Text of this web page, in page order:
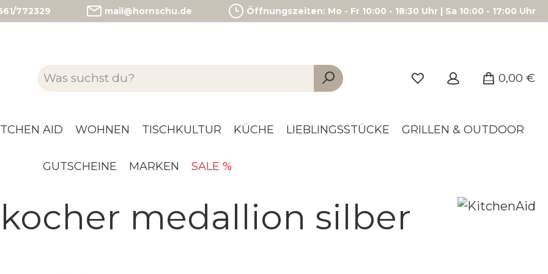
772329 mail@hornschu.de Öffnungszeiten: Mo - Fr 10:00 - 18:30 Uhr | Sa 10:00 - 17:00 Uhr
0,00 €
AID WOHNEN TISCHKULTUR KÜCHE LIEBLINGSSTÜCKE GRILLEN & OUTDOOR
GUTSCHEINE MARKEN SALE %
medallion silber